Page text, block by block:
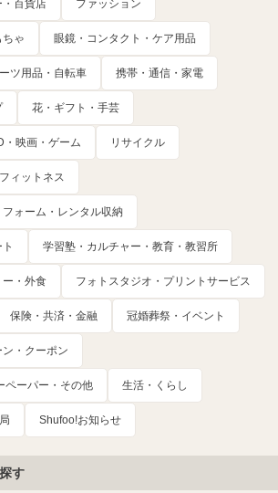
・百貨店 ファッション
ゃ 眼鏡・コンタクト・ケア用品
ツ用品・自転車 携帯・通信・家電
花・ギフト・手芸
・映画・ゲーム リサイクル
ィットネス
ォーム・レンタル収納
学習塾・カルチャー・教育・教習所
ー・外食 フォトスタジオ・プリントサービス
保険・共済・金融 冠婚葬祭・イベント
・クーポン
ペーパー・その他 生活・くらし
Shufoo!お知らせ
す